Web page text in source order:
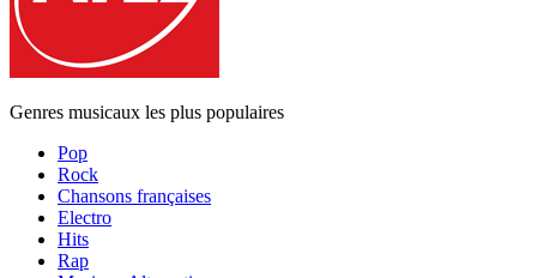
Genres musicaux les plus populaires
Pop
Rock
Chansons françaises
Electro
Hits
Rap